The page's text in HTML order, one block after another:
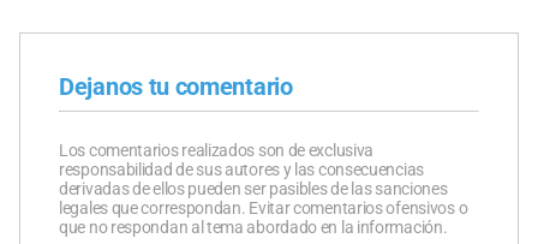
Dejanos tu comentario
Los comentarios realizados son de exclusiva
responsabilidad de sus autores y las consecuencias
derivadas de ellos pueden ser pasibles de las sanciones
legales que correspondan. Evitar comentarios ofensivos o
que no respondan al tema abordado en la información.